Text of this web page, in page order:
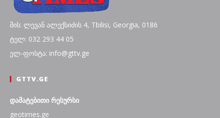
მის: ლევან ალექსიძის 4, Tbilisi, Georgia, 0186
ტელ: 032 293 44 05
ელ-ფოსტა: info@gttv.ge
GTTV.GE
დამატებითი რესურსი
geotimes.ge